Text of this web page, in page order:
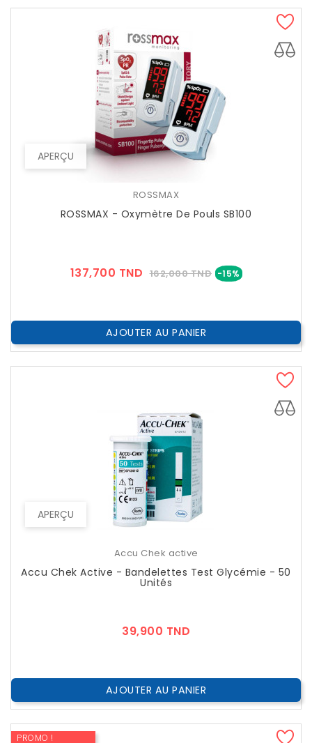
APERÇU
ROSSMAX
ROSSMAX - Oxymètre De Pouls SB100
137,700 TND Prix
162,000 TND -15% Prix
AJOUTER AU PANIER
APERÇU
Accu Chek active
Accu Chek Active - Bandelettes Test Glycémie - 50
Unités
39,900 TND
AJOUTER AU PANIER
PROMO !